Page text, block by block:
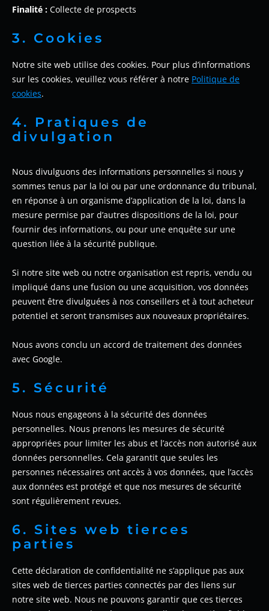
Finalité : Collecte de prospects
3. Cookies
Notre site web utilise des cookies. Pour plus d’informations
sur les cookies, veuillez vous référer à notre Politique de
cookies.
4. Pratiques de
divulgation
Nous divulguons des informations personnelles si nous y
sommes tenus par la loi ou par une ordonnance du tribunal,
en réponse à un organisme d’application de la loi, dans la
mesure permise par d’autres dispositions de la loi, pour
fournir des informations, ou pour une enquête sur une
question liée à la sécurité publique.
Si notre site web ou notre organisation est repris, vendu ou
impliqué dans une fusion ou une acquisition, vos données
peuvent être divulguées à nos conseillers et à tout acheteur
potentiel et seront transmises aux nouveaux propriétaires.
Nous avons conclu un accord de traitement des données
avec Google.
5. Sécurité
Nous nous engageons à la sécurité des données
personnelles. Nous prenons les mesures de sécurité
appropriées pour limiter les abus et l’accès non autorisé aux
données personnelles. Cela garantit que seules les
personnes nécessaires ont accès à vos données, que l’accès
aux données est protégé et que nos mesures de sécurité
sont régulièrement revues.
6. Sites web tierces
parties
Cette déclaration de confidentialité ne s’applique pas aux
sites web de tierces parties connectés par des liens sur
notre site web. Nous ne pouvons garantir que ces tierces